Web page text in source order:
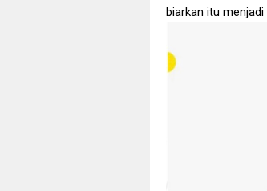
biarkan itu